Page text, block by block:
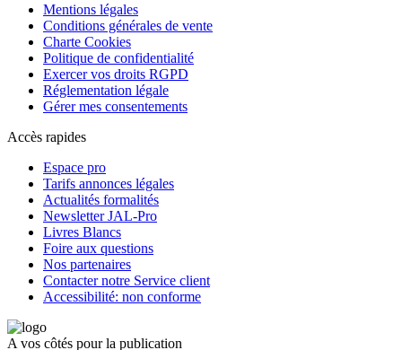
Mentions légales
Conditions générales de vente
Charte Cookies
Politique de confidentialité
Exercer vos droits RGPD
Réglementation légale
Gérer mes consentements
Accès rapides
Espace pro
Tarifs annonces légales
Actualités formalités
Newsletter JAL-Pro
Livres Blancs
Foire aux questions
Nos partenaires
Contacter notre Service client
Accessibilité: non conforme
A vos côtés pour la publication